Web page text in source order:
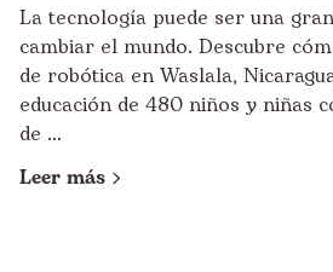
La tecnología puede ser una
cambiar el mundo. Descubre
de robótica en Waslala,
educación de 480 niños y niñas
de ...
Leer más